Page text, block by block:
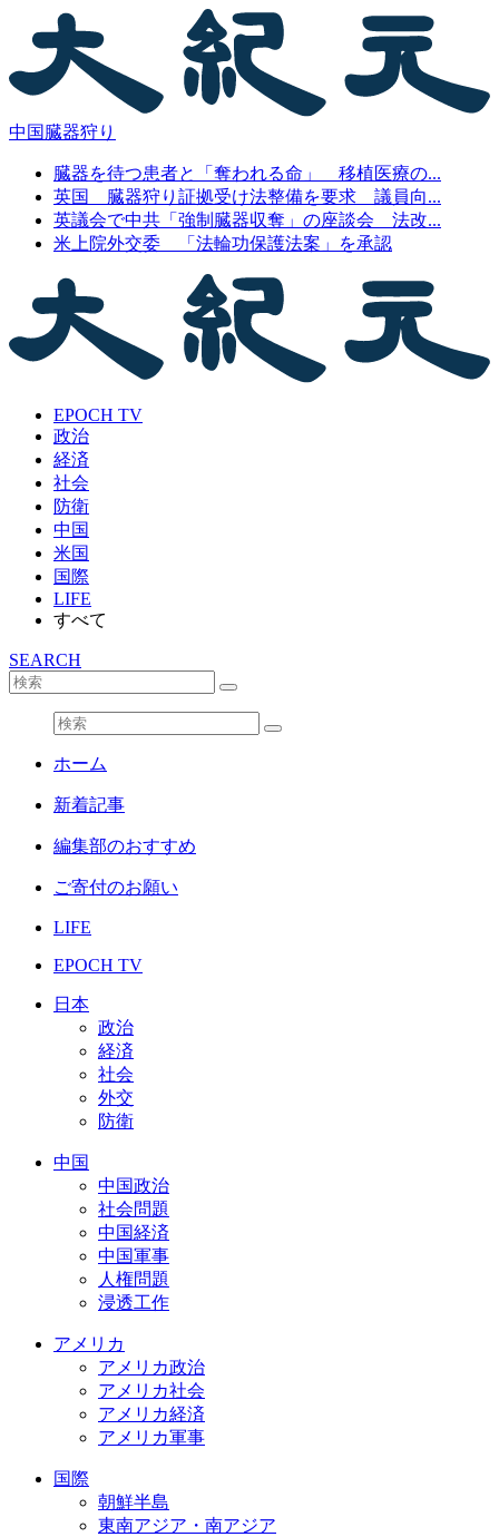
中国臓器狩り
臓器を待つ患者と「奪われる命」 移植医療の...
英国 臓器狩り証拠受け法整備を要求 議員向...
英議会で中共「強制臓器収奪」の座談会 法改...
米上院外交委 「法輪功保護法案」を承認
EPOCH TV
政治
経済
社会
防衛
中国
米国
国際
LIFE
すべて
SEARCH
ホーム
新着記事
編集部のおすすめ
ご寄付のお願い
LIFE
EPOCH TV
日本
政治
経済
社会
外交
防衛
中国
中国政治
社会問題
中国経済
中国軍事
人権問題
浸透工作
アメリカ
アメリカ政治
アメリカ社会
アメリカ経済
アメリカ軍事
国際
朝鮮半島
東南アジア・南アジア